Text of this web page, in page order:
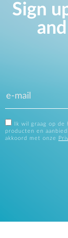
Sign
Ik wil graag op
producten en
akkoord met onze